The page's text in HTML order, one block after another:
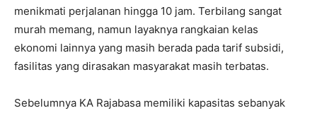
menikmati perjalanan hingga 10 jam. Terbilang sangat
murah memang, namun layaknya rangkaian kelas
ekonomi lainnya yang masih berada pada tarif subsidi,
fasilitas yang dirasakan masyarakat masih terbatas.
Sebelumnya KA Rajabasa memiliki kapasitas sebanyak